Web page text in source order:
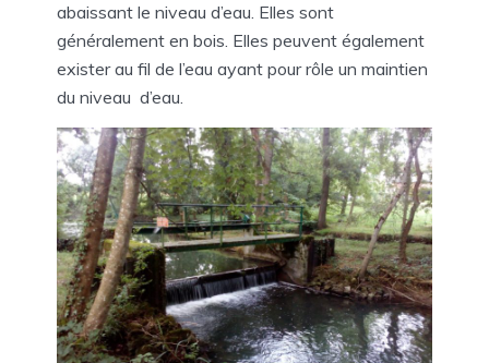
abaissant le niveau d’eau. Elles sont
généralement en bois. Elles peuvent également
exister au fil de l’eau ayant pour rôle un maintien
du niveau d’eau.